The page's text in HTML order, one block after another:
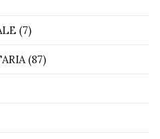
(7)
(87)